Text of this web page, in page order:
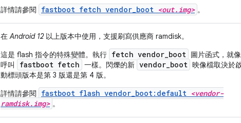
詳情請參閱 fastboot fetch vendor_boot <out.img> 。
在Android 12以上版本中使用，支援刷寫供應商 ramdisk。
這是 flash 指令的特殊變體。執行 fetch vendor_boot 圖片函式，就像
呼叫
fastboot fetch 一樣。閃爍的新 vendor_boot 映像檔取決於
動標頭版本是第 3 版還是第 4 版。
詳情請參閱
fastboot flash vendor_boot:default <vendor-
ramdisk.img> 。